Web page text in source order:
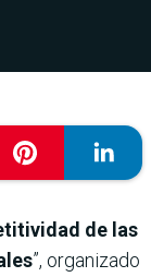
de las
”, organizado